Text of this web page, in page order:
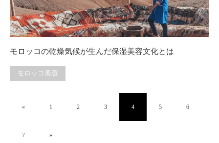
モロッコの乾燥気候が生んだ保湿美容文化とは
モロッコ美容
« 1 2 3 4 5 6
7 »